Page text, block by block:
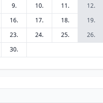
9. 10. 11. 12.
16. 17. 18. 19.
23. 24. 25. 26.
30.